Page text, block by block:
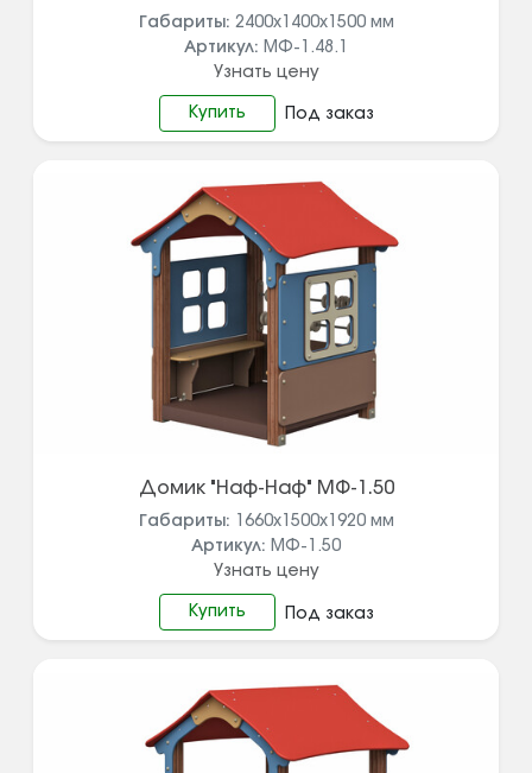
Габариты: 2400х1400х1500 мм
Артикул: МФ-1.48.1
Узнать цену
Купить Под заказ
Домик "Наф-Наф" МФ-1.50
Габариты: 1660х1500х1920 мм
Артикул: МФ-1.50
Узнать цену
Купить Под заказ